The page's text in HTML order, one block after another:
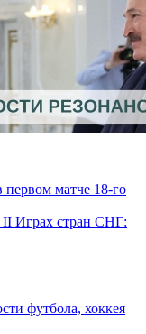
матче 18-го
II Играх стран СНГ:
футбола, хоккея